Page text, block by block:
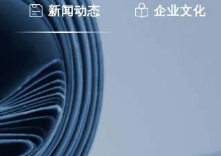
新闻动态 企业文化